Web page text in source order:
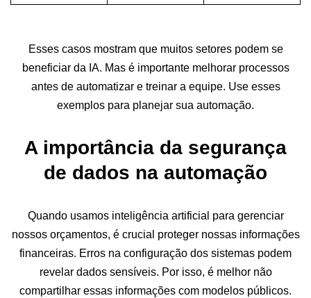
Esses casos mostram que muitos setores podem se
beneficiar da IA. Mas é importante melhorar processos
antes de automatizar e treinar a equipe. Use esses
exemplos para planejar sua automação.
A importância da segurança
de dados na automação
Quando usamos inteligência artificial para gerenciar
nossos orçamentos, é crucial proteger nossas informações
financeiras. Erros na configuração dos sistemas podem
revelar dados sensíveis. Por isso, é melhor não
compartilhar essas informações com modelos públicos.